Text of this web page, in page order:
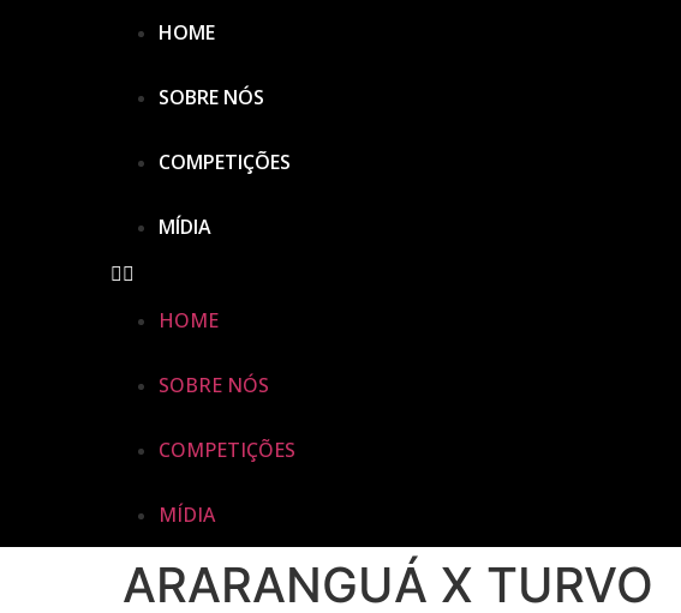
HOME
SOBRE NÓS
COMPETIÇÕES
MÍDIA
HOME
SOBRE NÓS
COMPETIÇÕES
MÍDIA
ARARANGUÁ X TURVO